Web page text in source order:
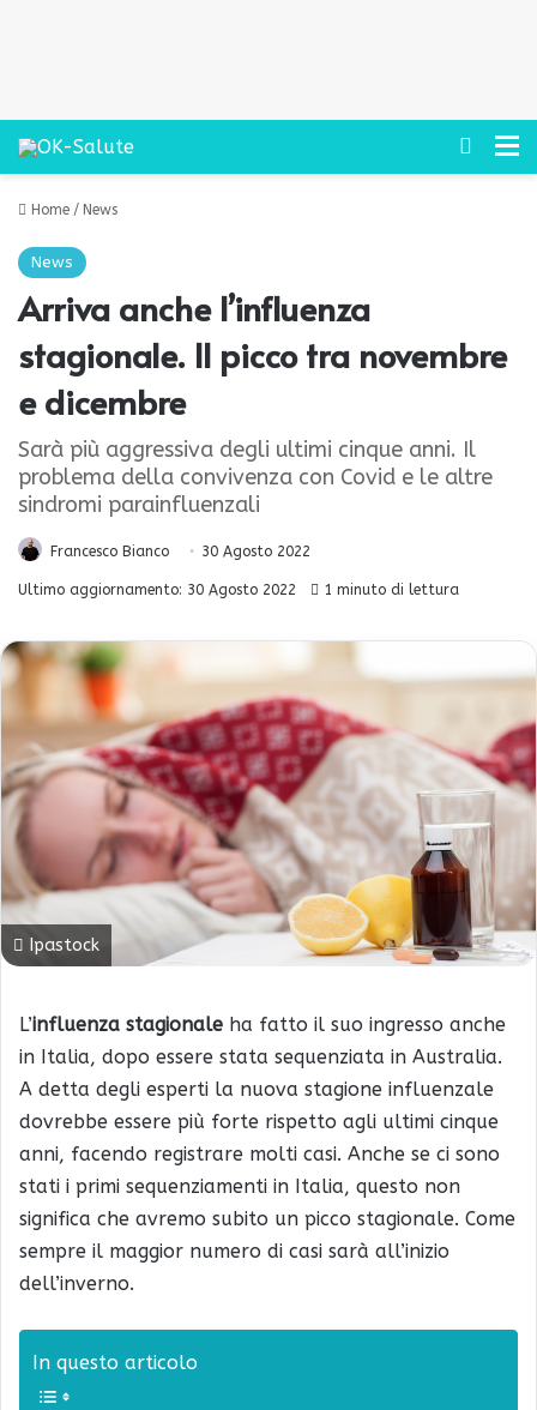
Cerca
Home / News
News
Arriva anche l’influenza
stagionale. Il picco tra novembre
e dicembre
Sarà più aggressiva degli ultimi cinque anni. Il
problema della convivenza con Covid e le altre
sindromi parainfluenzali
Francesco Bianco 30 Agosto 2022
Ultimo aggiornamento: 30 Agosto 2022 1 minuto di lettura
Ipastock
L’influenza stagionale ha fatto il suo ingresso anche
in Italia, dopo essere stata sequenziata in Australia.
A detta degli esperti la nuova stagione influenzale
dovrebbe essere più forte rispetto agli ultimi cinque
anni, facendo registrare molti casi. Anche se ci sono
stati i primi sequenziamenti in Italia, questo non
significa che avremo subito un picco stagionale. Come
sempre il maggior numero di casi sarà all’inizio
dell’inverno.
In questo articolo